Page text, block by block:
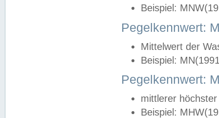
Beispiel:
Pegelkennwert:
Mittelwert der
Beispiel:
Pegelkennwert:
mittlerer
Beispiel: